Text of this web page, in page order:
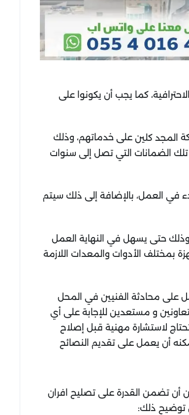
كما يجب أن يكونوا على
المجد كلين على خدماتهم، وذلك
الضمانات التي تصل إلى سنوات
في العمل، بالإضافة إلى ذلك سيتم
حتى يسهل في النهاية العمل
بمختلف الأدوات والمعدات اللازمة
على محادثة الفنيين في المحل
و مستعدين للإجابة على أي
لاستشارة مهنية قبل إصلاح
أن يعمل على تقديم النصائح
أن تضمن القدرة على تصليح افران
توضيح ذلك: